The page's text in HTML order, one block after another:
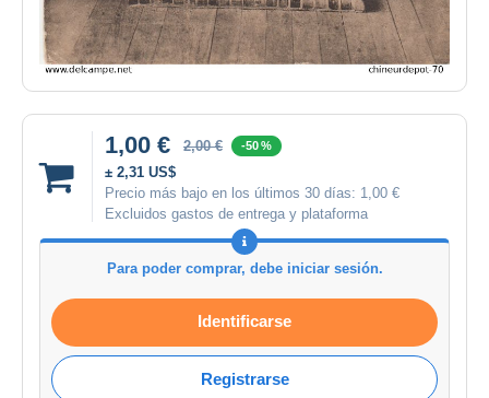
1,00 € 2,00 € -50 %
± 2,31 US$
Precio más bajo en los últimos 30 días: 1,00 €
Excluidos gastos de entrega y plataforma
Para poder comprar, debe iniciar sesión.
Identificarse
Registrarse